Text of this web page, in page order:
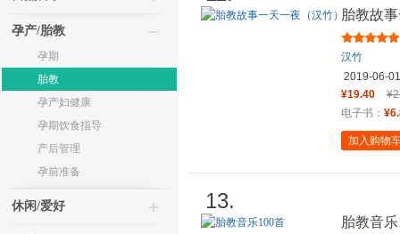
孕产/胎教
孕期
胎教
孕产妇健康
孕期饮食指导
产后管理
孕前准备
休闲/爱好
胎教故
汉竹
2019-06-01
¥19.40
电子书：
加入购物
13.
胎教音